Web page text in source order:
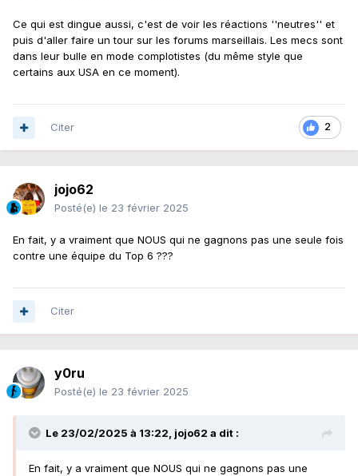
Ce qui est dingue aussi, c'est de voir les réactions ''neutres'' et
puis d'aller faire un tour sur les forums marseillais. Les mecs sont
dans leur bulle en mode complotistes (du même style que
certains aux USA en ce moment).
2
Citer
jojo62
Posté(e) le 23 février 2025
En fait, y a vraiment que NOUS qui ne gagnons pas une seule fois
contre une équipe du Top 6 ???
Citer
y0ru
Posté(e) le 23 février 2025
Le 23/02/2025 à 13:22, jojo62 a dit :
En fait, y a vraiment que NOUS qui ne gagnons pas une